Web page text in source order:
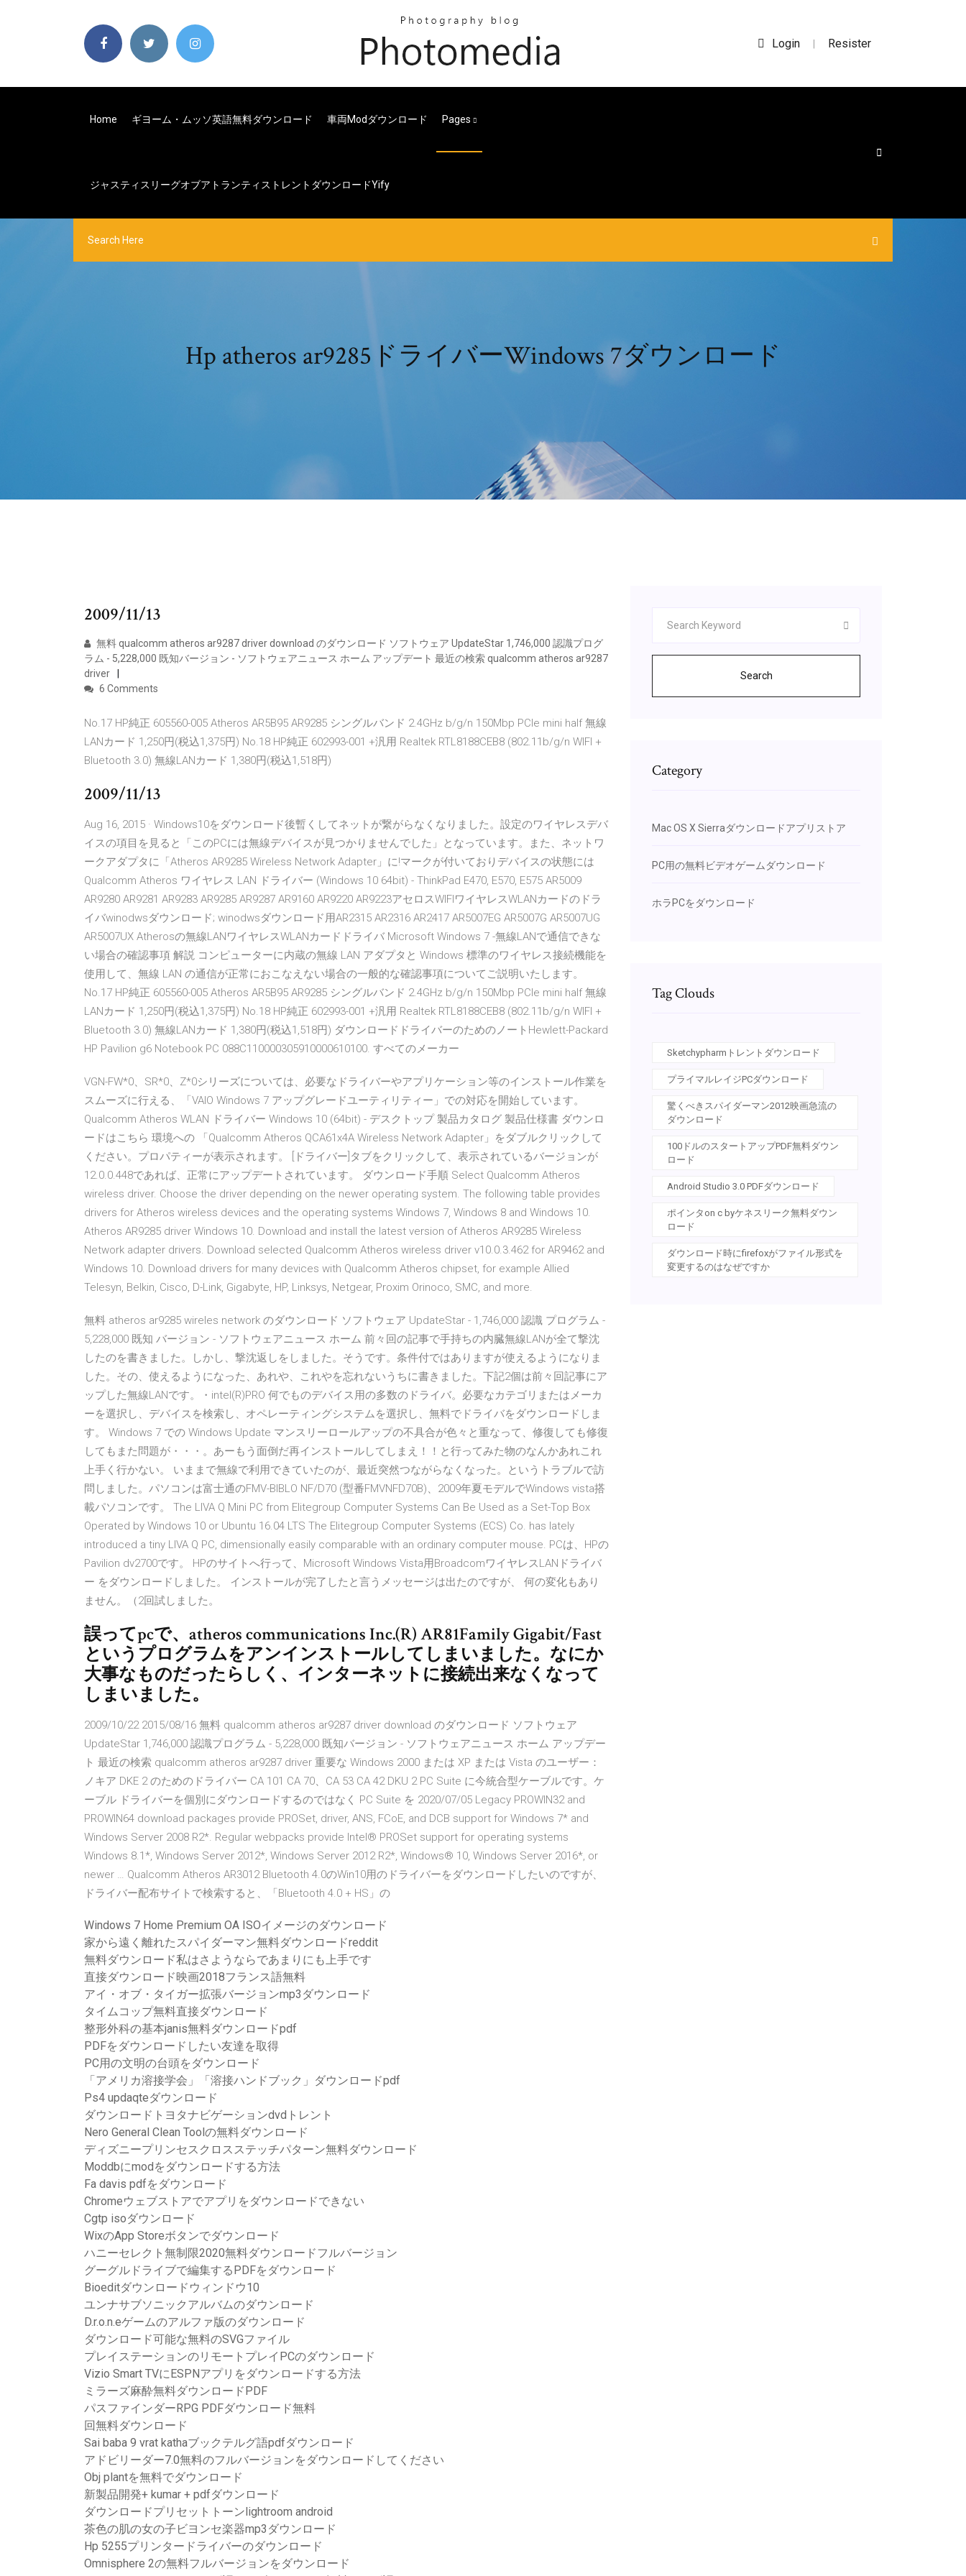
Login | Resister
Home ギヨーム・ムッソ英語無料ダウンロード 車両modダウンロード Pages
ジャスティスリーグオブアトランティストレントダウンロードyify
Hp atheros ar9285ドライバーWindows 7ダウンロード
2009/11/13
無料 qualcomm atheros ar9287 driver download のダウンロード ソフトウェア UpdateStar 1,746,000 認識プログ
ラム - 5,228,000 既知バージョン - ソフトウェアニュース ホーム アップデート 最近の検索 qualcomm atheros ar9287
driver
6 Comments
No.17 HP純正 605560-005 Atheros AR5B95 AR9285 シングルバンド 2.4GHz b/g/n 150Mbp PCIe mini half 無線
LANカード 1,250円(税込1,375円) No.18 HP純正 602993-001 +汎用 Realtek RTL8188CEB8 (802.11b/g/n WIFI +
Bluetooth 3.0) 無線LANカード 1,380円(税込1,518円)
2009/11/13
Aug 16, 2015 · Windows10をダウンロード後暫くしてネットが繋がらなくなりました。設定のワイヤレスデバ
イスの項目を見ると「このPCには無線デバイスが見つかりませんでした」となっています。また、ネットワ
ークアダプタに「Atheros AR9285 Wireless Network Adapter」に!マークが付いておりデバイスの状態には
Qualcomm Atheros ワイヤレス LAN ドライバー (Windows 10 64bit) - ThinkPad E470, E570, E575 AR5009
AR9280 AR9281 AR9283 AR9285 AR9287 AR9160 AR9220 AR9223アセロスWIFIワイヤレスWLANカードのドラ
イバwinodwsダウンロード; winodwsダウンロード用AR2315 AR2316 AR2417 AR5007EG AR5007G AR5007UG
AR5007UX Atherosの無線LANワイヤレスWLANカードドライバ Microsoft Windows 7 -無線LANで通信できな
い場合の確認事項 解説 コンピューターに内蔵の無線 LAN アダプタと Windows 標準のワイヤレス接続機能を
使用して、無線 LAN の通信が正常におこなえない場合の一般的な確認事項についてご説明いたします。
No.17 HP純正 605560-005 Atheros AR5B95 AR9285 シングルバンド 2.4GHz b/g/n 150Mbp PCIe mini half 無線
LANカード 1,250円(税込1,375円) No.18 HP純正 602993-001 +汎用 Realtek RTL8188CEB8 (802.11b/g/n WIFI +
Bluetooth 3.0) 無線LANカード 1,380円(税込1,518円) ダウンロードドライバーのためのノートHewlett-Packard
HP Pavilion g6 Notebook PC 088C110000305910000610100. すべてのメーカー
VGN-FW*0、SR*0、Z*0シリーズについては、必要なドライバーやアプリケーション等のインストール作業を
スムーズに行える、「VAIO Windows 7 アップグレードユーティリティー」での対応を開始しています。
Qualcomm Atheros WLAN ドライバー Windows 10 (64bit) - デスクトップ 製品カタログ 製品仕様書 ダウンロ
ードはこちら 環境への 「Qualcomm Atheros QCA61x4A Wireless Network Adapter」をダブルクリックして
ください。プロパティーが表示されます。 [ドライバー]タブをクリックして、表示されているバージョンが
12.0.0.448であれば、正常にアップデートされています。 ダウンロード手順 Select Qualcomm Atheros
wireless driver. Choose the driver depending on the newer operating system. The following table provides
drivers for Atheros wireless devices and the operating systems Windows 7, Windows 8 and Windows 10.
Atheros AR9285 driver Windows 10. Download and install the latest version of Atheros AR9285 Wireless
Network adapter drivers. Download selected Qualcomm Atheros wireless driver v10.0.3.462 for AR9462 and
Windows 10. Download drivers for many devices with Qualcomm Atheros chipset, for example Allied
Telesyn, Belkin, Cisco, D-Link, Gigabyte, HP, Linksys, Netgear, Proxim Orinoco, SMC, and more.
無料 atheros ar9285 wireles network のダウンロード ソフトウェア UpdateStar - 1,746,000 認識 プログラム -
5,228,000 既知 バージョン - ソフトウェアニュース ホーム 前々回の記事で手持ちの内臓無線LANが全て撃沈
したのを書きました。しかし、撃沈返しをしました。そうです。条件付ではありますが使えるようになりま
した。その、使えるようになった、あれや、これやを忘れないうちに書きました。下記2個は前々回記事にア
ップした無線LANです。・intel(R)PRO 何でものデバイス用の多数のドライバ。必要なカテゴリまたはメーカ
ーを選択し、デバイスを検索し、オペレーティングシステムを選択し、無料でドライバをダウンロードしま
す。 Windows 7 での Windows Update マンスリーロールアップの不具合が色々と重なって、修復しても修復
してもまた問題が・・・。あーもう面倒だ再インストールしてしまえ！！と行ってみた物のなんかあれこれ
上手く行かない。 いままで無線で利用できていたのが、最近突然つながらなくなった。というトラブルで訪
問しました。パソコンは富士通のFMV-BIBLO NF/D70 (型番FMVNFD70B)、2009年夏モデルでWindows vista搭
載パソコンです。 The LIVA Q Mini PC from Elitegroup Computer Systems Can Be Used as a Set-Top Box
Operated by Windows 10 or Ubuntu 16.04 LTS The Elitegroup Computer Systems (ECS) Co. has lately
introduced a tiny LIVA Q PC, dimensionally easily comparable with an ordinary computer mouse. PCは、HPの
Pavilion dv2700です。 HPのサイトへ行って、Microsoft Windows Vista用BroadcomワイヤレスLANドライバ
ー をダウンロードしました。 インストールが完了したと言うメッセージは出たのですが、 何の変化もあり
ません。（2回試しました。
誤ってpcで、atheros communications Inc.(R) AR81Family Gigabit/Fast
というプログラムをアンインストールしてしまいました。なにか
大事なものだったらしく、インターネットに接続出来なくなって
しまいました。
2009/10/22 2015/08/16 無料 qualcomm atheros ar9287 driver download のダウンロード ソフトウェア
UpdateStar 1,746,000 認識プログラム - 5,228,000 既知バージョン - ソフトウェアニュース ホーム アップデー
ト 最近の検索 qualcomm atheros ar9287 driver 重要な Windows 2000 または XP または Vista のユーザー：
ノキア DKE 2 のためのドライバー CA 101 CA 70、CA 53 CA 42 DKU 2 PC Suite に今統合型ケーブルです。ケ
ーブル ドライバーを個別にダウンロードするのではなく PC Suite を 2020/07/05 Legacy PROWIN32 and
PROWIN64 download packages provide PROSet, driver, ANS, FCoE, and DCB support for Windows 7* and
Windows Server 2008 R2*. Regular webpacks provide Intel® PROSet support for operating systems
Windows 8.1*, Windows Server 2012*, Windows Server 2012 R2*, Windows® 10, Windows Server 2016*, or
newer … Qualcomm Atheros AR3012 Bluetooth 4.0のWin10用のドライバーをダウンロードしたいのですが、
ドライバー配布サイトで検索すると、「Bluetooth 4.0 + HS」の
Windows 7 Home Premium OA ISOイメージのダウンロード
家から遠く離れたスパイダーマン無料ダウンロードreddit
無料ダウンロード私はさようならであまりにも上手です
直接ダウンロード映画2018フランス語無料
アイ・オブ・タイガー拡張バージョンmp3ダウンロード
タイムコップ無料直接ダウンロード
整形外科の基本janis無料ダウンロードpdf
PDFをダウンロードしたい友達を取得
PC用の文明の台頭をダウンロード
「アメリカ溶接学会」「溶接ハンドブック」ダウンロードpdf
Ps4 updaqteダウンロード
ダウンロードトヨタナビゲーションdvdトレント
Nero General Clean Toolの無料ダウンロード
ディズニープリンセスクロスステッチパターン無料ダウンロード
Moddbにmodをダウンロードする方法
Fa davis pdfをダウンロード
Chromeウェブストアでアプリをダウンロードできない
Cgtp isoダウンロード
WixのApp Storeボタンでダウンロード
ハニーセレクト無制限2020無料ダウンロードフルバージョン
グーグルドライブで編集するPDFをダウンロード
Bioeditダウンロードウィンドウ10
ユンナサブソニックアルバムのダウンロード
D.r.o.n.eゲームのアルファ版のダウンロード
ダウンロード可能な無料のSVGファイル
プレイステーションのリモートプレイPCのダウンロード
Vizio Smart TVにESPNアプリをダウンロードする方法
ミラーズ麻酔無料ダウンロードPDF
パスファインダーRPG PDFダウンロード無料
回無料ダウンロード
Sai baba 9 vrat kathaブックテルグ語pdfダウンロード
アドビリーダー7.0無料のフルバージョンをダウンロードしてください
Obj plantを無料でダウンロード
新製品開発+ kumar + pdfダウンロード
ダウンロードプリセットトーンlightroom android
茶色の肌の女の子ビヨンセ楽器mp3ダウンロード
Hp 5255プリンタードライバーのダウンロード
Omnisphere 2の無料フルバージョンをダウンロード
Search
Category
Mac OS X Sierraダウンロードアプリストア
PC用の無料ビデオゲームダウンロード
ホラPCをダウンロード
Tag Clouds
Sketchypharmトレントダウンロード
プライマルレイジPCダウンロード
驚くべきスパイダーマン2012映画急流の
ダウンロード
100ドルのスタートアップPDF無料ダウン
ロード
Android Studio 3.0 PDFダウンロード
ポインタon c byケネスリーク無料ダウン
ロード
ダウンロード時にfirefoxがファイル形式を
変更するのはなぜですか